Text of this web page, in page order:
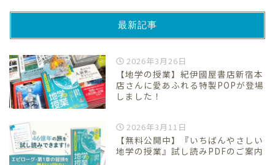
最新記事
2026年3月26日
【地学の授業】紀伊國屋書店新宿本
店さんに愛あふれる特製POPが登場
しました！
2026年3月11日
【無料公開中】『いちばんやさしい
地学の授業』試し読みPDFのご案内